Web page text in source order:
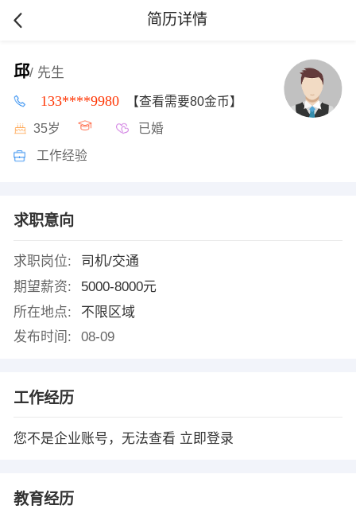
简历详情
邱/ 先生
133****9980 【查看需要80金币】
35岁 已婚
工作经验
求职意向
求职岗位:
司机/交通
期望薪资:
5000-8000元
所在地点:
不限区域
发布时间:
08-09
工作经历
您不是企业账号，无法查看 立即登录
教育经历